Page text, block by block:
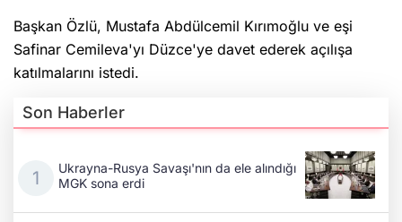
Başkan Özlü, Mustafa Abdülcemil Kırımoğlu ve eşi
Safinar Cemileva'yı Düzce'ye davet ederek açılışa
katılmalarını istedi.
Son Haberler
Ukrayna-Rusya Savaşı'nın da ele alındığı
MGK sona erdi